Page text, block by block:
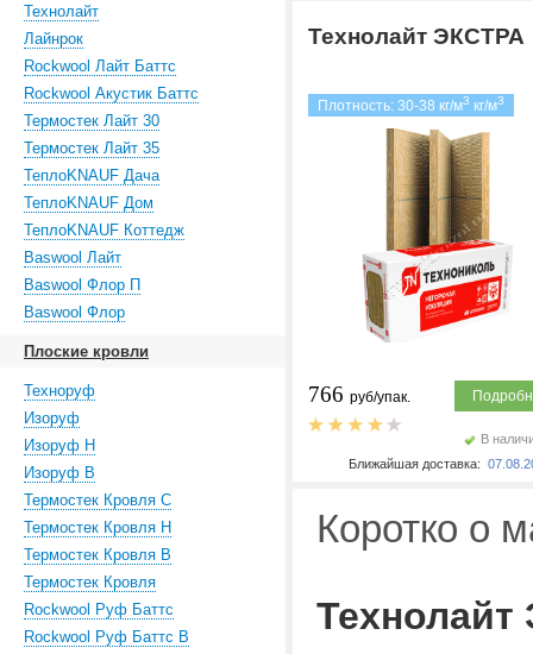
Технолайт
Лайнрок
Rockwool Лайт Баттс
Rockwool Акустик Баттс
Термостек Лайт 30
Термостек Лайт 35
ТеплоKNAUF Дача
ТеплоKNAUF Дом
ТеплоKNAUF Коттедж
Baswool Лайт
Baswool Флор П
Baswool Флор
Плоские кровли
Техноруф
Изоруф
Изоруф Н
Изоруф В
Термостек Кровля С
Термостек Кровля Н
Термостек Кровля В
Термостек Кровля
Rockwool Руф Баттс
Rockwool Руф Баттс В
Технолайт ЭКСТРА
Плотность: 30-38 кг/м3 кг/м3
766 руб/упак.
В
Ближайшая доставка:
Коротко о